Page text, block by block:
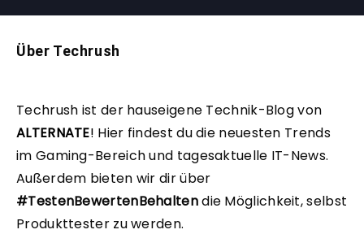
Über Techrush
Techrush ist der hauseigene Technik-Blog von
ALTERNATE! Hier findest du die neuesten Trends
im Gaming-Bereich und tagesaktuelle IT-News.
Außerdem bieten wir dir über
#TestenBewertenBehaltendie Möglichkeit, selbst
Produkttester zu werden.